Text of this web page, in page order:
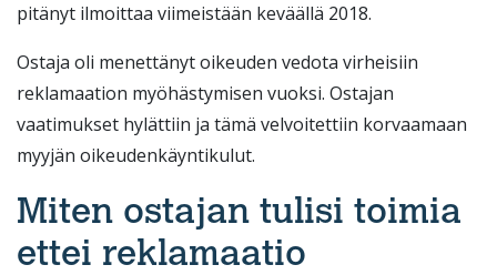
pitänyt ilmoittaa viimeistään keväällä 2018.
Ostaja oli menettänyt oikeuden vedota virheisiin
reklamaation myöhästymisen vuoksi. Ostajan
vaatimukset hylättiin ja tämä velvoitettiin korvaamaan
myyjän oikeudenkäyntikulut.
Miten ostajan tulisi toimia
ettei reklamaatio